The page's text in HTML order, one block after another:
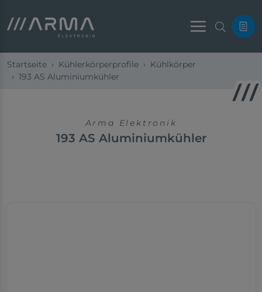
Menu
Startseite Kühlerkörperprofile
Kühlkörper
193 AS Aluminiumkühler
Arma Elektronik
193 AS Aluminiumkühler